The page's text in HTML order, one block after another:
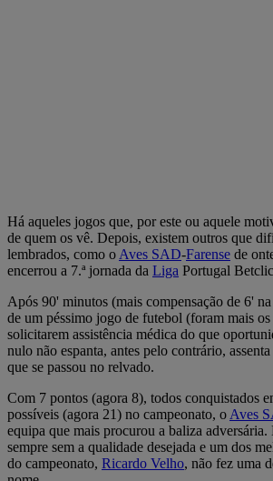
Há aqueles jogos que, por este ou aquele
de quem os vê. Depois, existem outros que
lembrados, como o Aves SAD-Farense de
encerrou a 7.ª jornada da Liga Portugal
Após 90' minutos (mais compensação de 6'
de um péssimo jogo de futebol (foram mais
solicitarem assistência médica do que
nulo não espanta, antes pelo contrário,
que se passou no relvado.
Com 7 pontos (agora 8), todos conquistados
possíveis (agora 21) no campeonato, o Aves
equipa que mais procurou a baliza
sempre sem a qualidade desejada e um dos
do campeonato, Ricardo Velho, não fez uma